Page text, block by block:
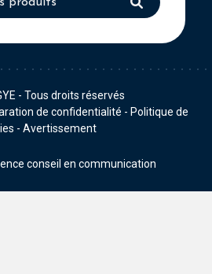
- Tous droits réservés
de confidentialité - Politique de
- Avertissement
conseil en communication